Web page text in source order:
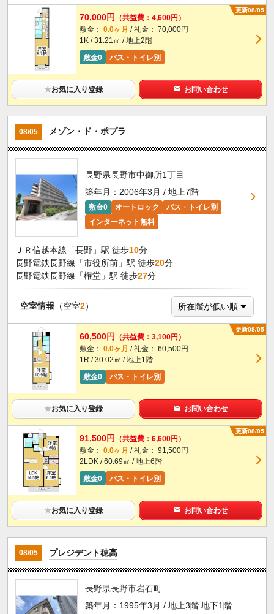
更新08/05
70,000円
（共益費：4,600円）
敷金： 0.0ヶ月 / 礼金： 70,000円
1K / 31.21㎡ / 地上2階
敷金0
バス・トイレ別
★お気に入り登録 お問い合わせ
08/05 メゾン・ド・ポプラ
長野県長野市中御所1丁目
築年月：2006年3月 / 地上7階
敷金0 オートロック
バス・トイレ別
インターネット無料
ＪＲ信越本線「長野」駅 徒歩10分
長野電鉄長野線「市役所前」駅 徒歩20分
長野電鉄長野線「権堂」駅 徒歩27分
空室情報 （空室2）
更新08/05
60,500円
（共益費：3,100円）
敷金： 0.0ヶ月 / 礼金： 60,500円
1R / 30.02㎡ / 地上1階
敷金0
バス・トイレ別
★お気に入り登録 お問い合わせ
更新08/05
91,500円
（共益費：6,600円）
敷金： 0.0ヶ月 / 礼金： 91,500円
2LDK / 60.69㎡ / 地上6階
敷金0
バス・トイレ別
★お気に入り登録 お問い合わせ
08/05 プレジデント穂高
長野県長野市岩石町
築年月：1995年3月 / 地上3階 地下1階